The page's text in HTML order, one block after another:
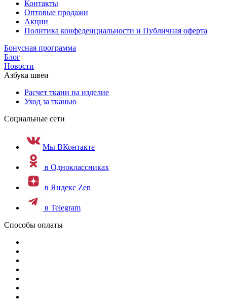
Контакты
Оптовые продажи
Акции
Политика конфеденциальности и Публичная оферта
Бонусная программа
Блог
Новости
Азбука швеи
Расчет ткани на изделие
Уход за тканью
Социальные сети
Мы ВКонтакте
в Одноклассниках
в Яндекс Zen
в Telegram
Способы оплаты